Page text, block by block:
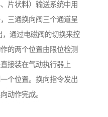
片状料）输送系统中用
三通换向阀三个通道呈
通过电磁阀的切换来控
的两个位置由限位检测
接装在气动执行器上
个位置。换向指令发出
动作完成。